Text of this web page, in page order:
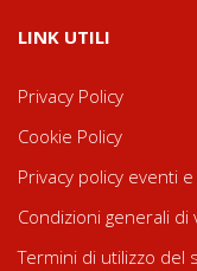
LINK UTILI
Privacy Policy
Cookie Policy
Privacy policy eventi
Condizioni generali di
Termini di utilizzo del